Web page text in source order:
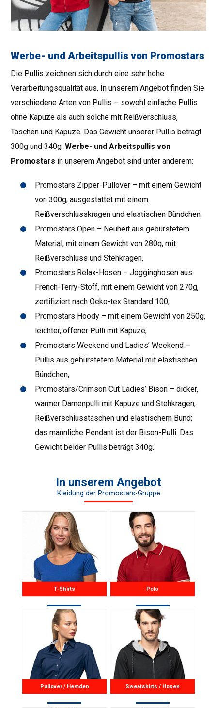
Werbe- und Arbeitspullis von Promostars
Die Pullis zeichnen sich durch eine sehr hohe
Verarbeitungsqualität aus. In unserem Angebot finden Sie
verschiedene Arten von Pullis – sowohl einfache Pullis
ohne Kapuze als auch solche mit Reißverschluss,
Taschen und Kapuze. Das Gewicht unserer Pullis beträgt
300g und 340g.Werbe- und Arbeitspullis von
Promostars in unserem Angebot sind unter anderem:
Promostars Zipper-Pullover – mit einem Gewicht
von 300g, ausgestattet mit einem
Reißverschlusskragen und elastischen Bündchen,
Promostars Open – Neuheit aus gebürstetem
Material, mit einem Gewicht von 280g, mit
Reißverschluss und Stehkragen,
Promostars Relax-Hosen – Jogginghosen aus
French-Terry-Stoff, mit einem Gewicht von 270g,
zertifiziert nach Oeko-tex Standard 100,
Promostars Hoody – mit einem Gewicht von 250g,
leichter, offener Pulli mit Kapuze,
Promostars Weekend und Ladies’ Weekend –
Pullis aus gebürstetem Material mit elastischen
Bündchen,
Promostars/Crimson Cut Ladies’ Bison – dicker,
warmer Damenpulli mit Kapuze und Stehkragen,
Reißverschlusstaschen und elastischem Bund;
das männliche Pendant ist der Bison-Pulli. Das
Gewicht beider Pullis beträgt 340g.
In unserem Angebot
Kleidung der Promostars-Gruppe
T-Shirts Polo
Pullover / Hemden Sweatshirts / Hosen